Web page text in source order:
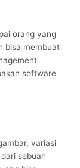
orang yang
bisa membuat
software
variasi
sebuah